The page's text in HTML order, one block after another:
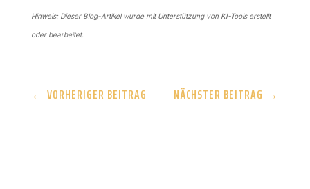
Hinweis: Dieser Blog-Artikel wurde mit Unterstützung von KI-Tools erstellt
oder bearbeitet.
← VORHERIGER BEITRAG NÄCHSTER BEITRAG →